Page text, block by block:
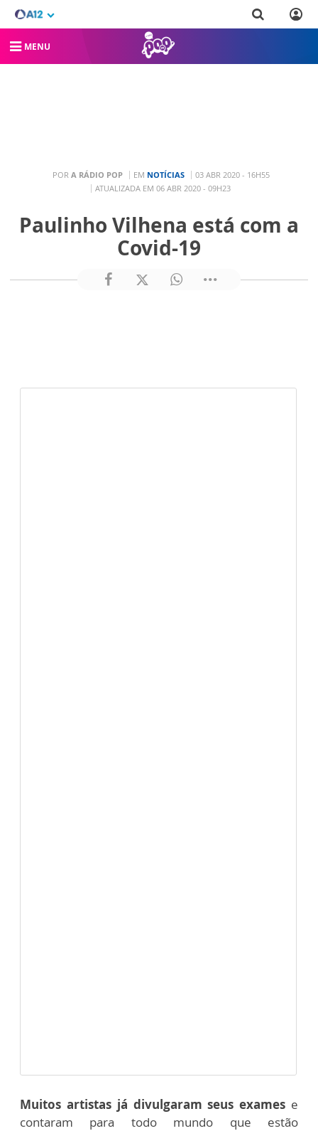
MENU
POR A RÁDIO POP EM NOTÍCIAS
03 ABR 2020 - 16H55
ATUALIZADA EM 06 ABR 2020 - 09H23
Paulinho Vilhena está com a
Covid-19
Muitos artistas já divulgaram seus exames e
contaram para todo mundo que estão